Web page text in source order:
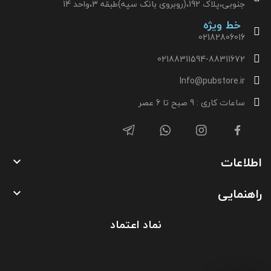
جنوبی،پلاک 192،(روبروی بانک سپه)طبقه 3،واحد 14
خط ویژه
02182806016
02188311594-88311672
Info@pubstore.ir
ساعات کاری : 9 صبح تا 6 عصر
اطلاعات 
راهنمایی 
نماد اعتماد